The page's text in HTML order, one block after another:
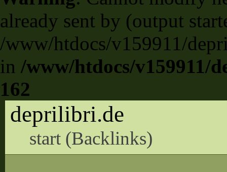
already sent by (output
/www/htdocs/v159911/
in /www/htdocs/v159911/
162
deprilibri.de
start (Backlinks)